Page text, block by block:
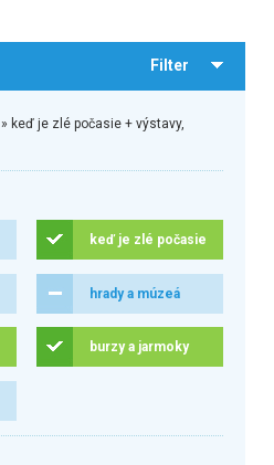
Filter
» keď je zlé počasie + výstavy,
keď je zlé počasie
hrady a múzeá
burzy a jarmoky